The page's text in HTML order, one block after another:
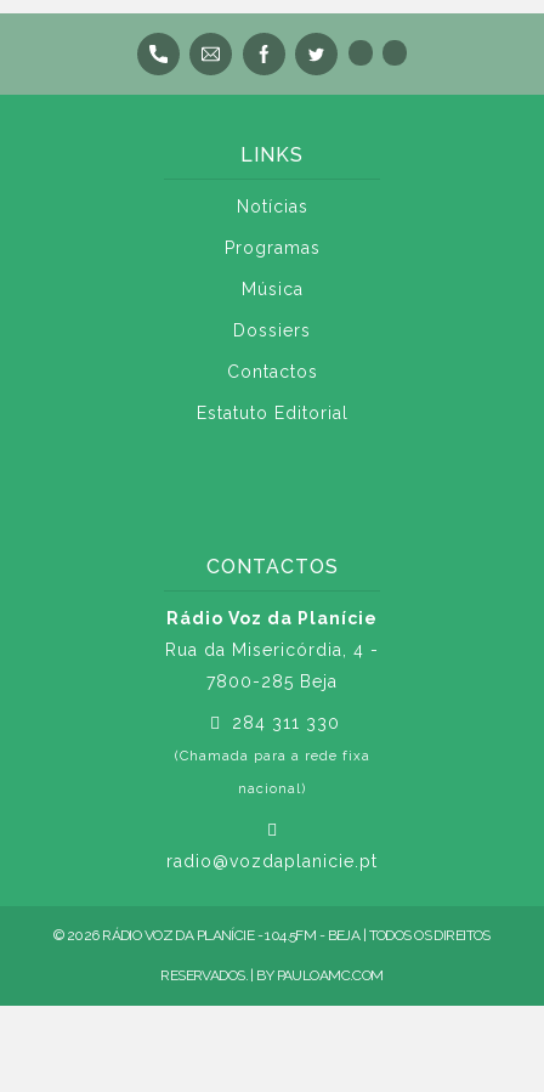
LINKS
Notícias
Programas
Música
Dossiers
Contactos
Estatuto Editorial
CONTACTOS
Rádio Voz da Planície
Rua da Misericórdia, 4 -
7800-285 Beja
284 311 330
(Chamada para a rede fixa
nacional)
radio@vozdaplanicie.pt
© 2026 RÁDIO VOZ DA PLANÍCIE - 104.5FM - BEJA | TODOS OS DIREITOS
RESERVADOS. | BY PAULOAMC.COM